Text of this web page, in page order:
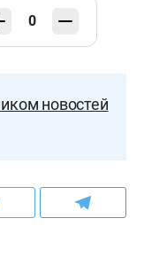
Хосонов, Вера,
Руденко
33,
0
новостей